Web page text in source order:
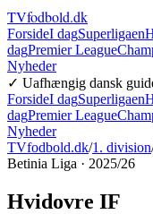
TVfodbold.dk
ForsideI dagSuperligaen
dagPremier League
Nyheder
✓ Uafhængig dansk
ForsideI dagSuperligaen
dagPremier League
Nyheder
TVfodbold.dk/1. division
Betinia Liga · 2025/26
Hvidovre IF